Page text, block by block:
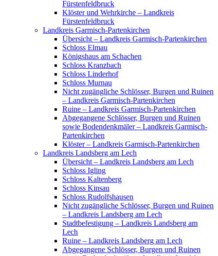
Fürstenfeldbruck
Klöster und Wehrkirche – Landkreis
Fürstenfeldbruck
Landkreis Garmisch-Partenkirchen
Übersicht – Landkreis Garmisch-Partenkirchen
Schloss Elmau
Königshaus am Schachen
Schloss Kranzbach
Schloss Linderhof
Schloss Murnau
Nicht zugängliche Schlösser, Burgen und Ruinen
– Landkreis Garmisch-Partenkirchen
Ruine – Landkreis Garmisch-Partenkirchen
Abgegangene Schlösser, Burgen und Ruinen
sowie Bodendenkmäler – Landkreis Garmisch-
Partenkirchen
Klöster – Landkreis Garmisch-Partenkirchen
Landkreis Landsberg am Lech
Übersicht – Landkreis Landsberg am Lech
Schloss Igling
Schloss Kaltenberg
Schloss Kinsau
Schloss Rudolfshausen
Nicht zugängliche Schlösser, Burgen und Ruinen
– Landkreis Landsberg am Lech
Stadtbefestigung – Landkreis Landsberg am
Lech
Ruine – Landkreis Landsberg am Lech
Abgegangene Schlösser, Burgen und Ruinen